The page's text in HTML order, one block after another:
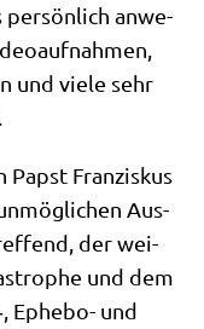
per­sön­lich anwe­
und vie­le sehr
Papst Fran­zis­kus
Aus­
der wei­
und dem
Ephe­bo- und